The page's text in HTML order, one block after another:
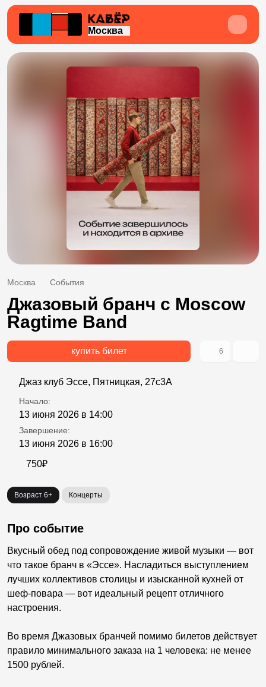
Москва
Москва События
Джазовый бранч с Moscow
Ragtime Band
купить билет 6
Джаз клуб Эссе, Пятницкая, 27с3А
Начало:
13 июня 2026 в 14:00
Завершение:
13 июня 2026 в 16:00
750₽
Возраст 6+ Концерты
Про событие
Вкусный обед под сопровождение живой музыки — вот
что такое бранч в «Эссе». Насладиться выступлением
лучших коллективов столицы и изысканной кухней от
шеф-повара — вот идеальный рецепт отличного
настроения.
Во время Джазовых бранчей помимо билетов действует
правило минимального заказа на 1 человека: не менее
1500 рублей.